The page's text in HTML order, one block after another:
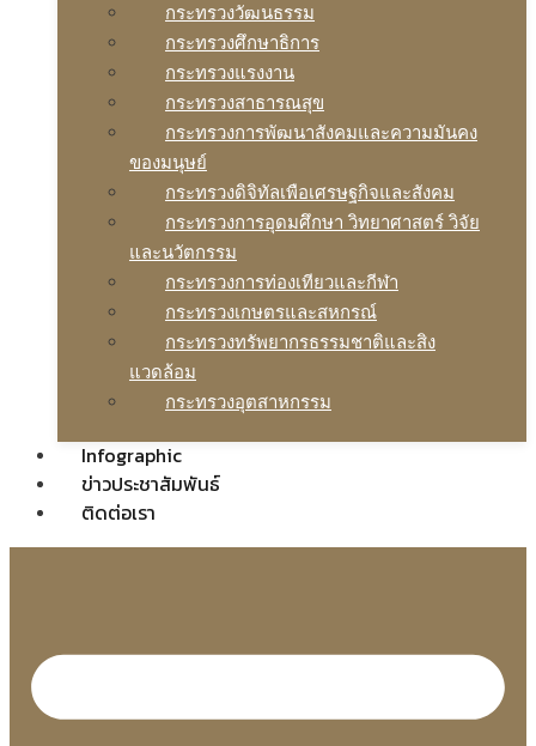
กระทรวงวัฒนธรรม
กระทรวงศึกษาธิการ
กระทรวงแรงงาน
กระทรวงสาธารณสุข
กระทรวงการพัฒนาสังคมและความมันคง
ของมนุษย์
กระทรวงดิจิทัลเพือเศรษฐกิจและสังคม
กระทรวงการอุดมศึกษา วิทยาศาสตร์ วิจัย
และนวัตกรรม
กระทรวงการท่องเทียวและกีฬา
กระทรวงเกษตรและสหกรณ์
กระทรวงทรัพยากรธรรมชาติและสิง
แวดล้อม
กระทรวงอุตสาหกรรม
Infographic
ข่าวประชาสัมพันธ์
ติดต่อเรา